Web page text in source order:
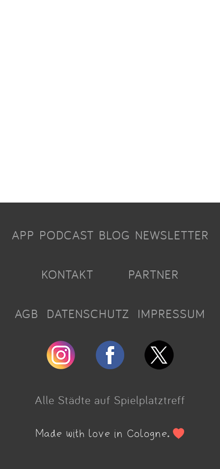
APP PODCAST BLOG NEWSLETTER
KONTAKT PARTNER
AGB DATENSCHUTZ IMPRESSUM
Alle Städte auf Spielplatztreff
Made with love in Cologne.